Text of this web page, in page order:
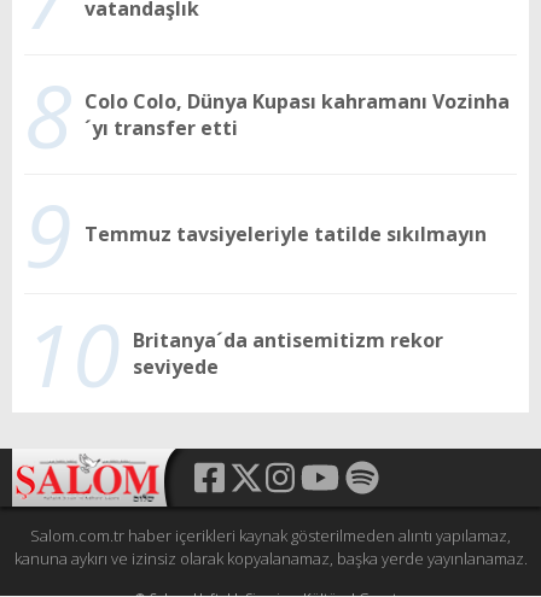
vatandaşlık
8 Colo Colo, Dünya Kupası kahramanı Vozinha
´yı transfer etti
9 Temmuz tavsiyeleriyle tatilde sıkılmayın
10 Britanya´da antisemitizm rekor
seviyede
Salom.com.tr haber içerikleri kaynak gösterilmeden alıntı yapılamaz,
kanuna aykırı ve izinsiz olarak kopyalanamaz, başka yerde yayınlanamaz.